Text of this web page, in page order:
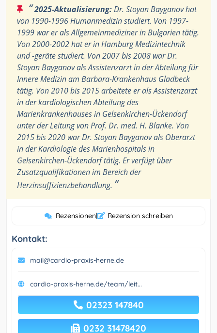
“2025-Aktualisierung:Dr. Stoyan Bayganov hat
von 1990-1996 Humanmedizin studiert. Von 1997-
1999 war er als Allgemeinmediziner in Bulgarien tätig.
Von 2000-2002 hat er in Hamburg Medizintechnik
und -geräte studiert. Von 2007 bis 2008 war Dr.
Stoyan Bayganov als Assistenzarzt in der Abteilung für
Innere Medizin am Barbara-Krankenhaus Gladbeck
tätig. Von 2010 bis 2015 arbeitete er als Assistenzarzt
in der kardiologischen Abteilung des
Marienkrankenhauses in Gelsenkirchen-Ückendorf
unter der Leitung von Prof. Dr. med. H. Blanke. Von
2015 bis 2020 war Dr. Stoyan Bayganov als Oberarzt
in der Kardiologie des Marienhospitals in
Gelsenkirchen-Ückendorf tätig. Er verfügt über
Zusatzqualifikationen im Bereich der
Herzinsuffizienzbehandlung. ”
Rezensionen| Rezension schreiben
Kontakt:
mail@cardio-praxis-herne.de
cardio-praxis-herne.de/team/leit...
02323 147840
0232 31478420